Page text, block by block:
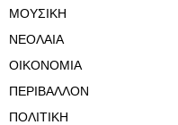
ΜΟΥΣΙΚΗ
ΝΕΟΛΑΙΑ
ΟΙΚΟΝΟΜΙΑ
ΠΕΡΙΒΑΛΛΟΝ
ΠΟΛΙΤΙΚΗ